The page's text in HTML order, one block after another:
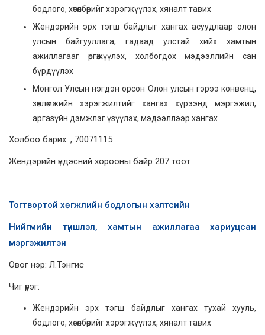
бодлого, хөтөлбөрийг хэрэгжүүлэх, хяналт тавих
Жендэрийн эрх тэгш байдлыг хангах асуудлаар олон
улсын байгууллага, гадаад улстай хийх хамтын
ажиллагааг өргөжүүлэх, холбогдох мэдээллийн сан
бүрдүүлэх
Монгол Улсын нэгдэн орсон Олон улсын гэрээ конвенц,
зөвлөмжийн хэрэгжилтийг хангах хүрээнд мэргэжил,
аргазүйн дэмжлэг үзүүлэх, мэдээллээр хангах
Холбоо барих: , 70071115
Жендэрийн үндэсний хорооны байр 207 тоот
Тогтвортой хөгжлийн бодлогын хэлтсийн
Нийгмийн түншлэл, хамтын ажиллагаа хариуцсан
мэргэжилтэн
Овог нэр: Л.Тэнгис
Чиг үүрэг:
Жендэрийн эрх тэгш байдлыг хангах тухай хууль,
бодлого, хөтөлбөрийг хэрэгжүүлэх, хяналт тавих